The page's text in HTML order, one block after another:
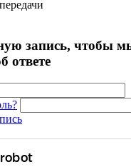
запись, чтобы
ответе